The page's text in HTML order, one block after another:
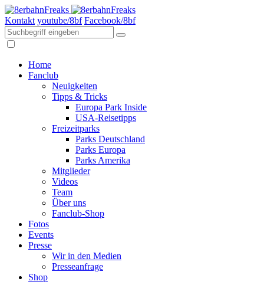
Kontakt youtube/8bf Facebook/8bf
Home
Fanclub
Neuigkeiten
Tipps & Tricks
Europa Park Inside
USA-Reisetipps
Freizeitparks
Parks Deutschland
Parks Europa
Parks Amerika
Mitglieder
Videos
Team
Über uns
Fanclub-Shop
Fotos
Events
Presse
Wir in den Medien
Presseanfrage
Shop